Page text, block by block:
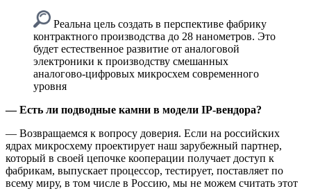
Реальна цель создать в перспективе фабрику
контрактного производства до 28 нанометров. Это
будет естественное развитие от аналоговой
электроники к производству смешанных
аналогово-цифровых микросхем современного
уровня
— Есть ли подводные камни в модели IP-вендора?
— Возвращаемся к вопросу доверия. Если на российских
ядрах микросхему проектирует наш зарубежный партнер,
который в своей цепочке кооперации получает доступ к
фабрикам, выпускает процессор, тестирует, поставляет по
всему миру, в том числе в Россию, мы не можем считать этот